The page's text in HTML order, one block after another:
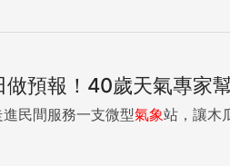
做預報！40歲天氣專家
進民間服務一支微型氣象